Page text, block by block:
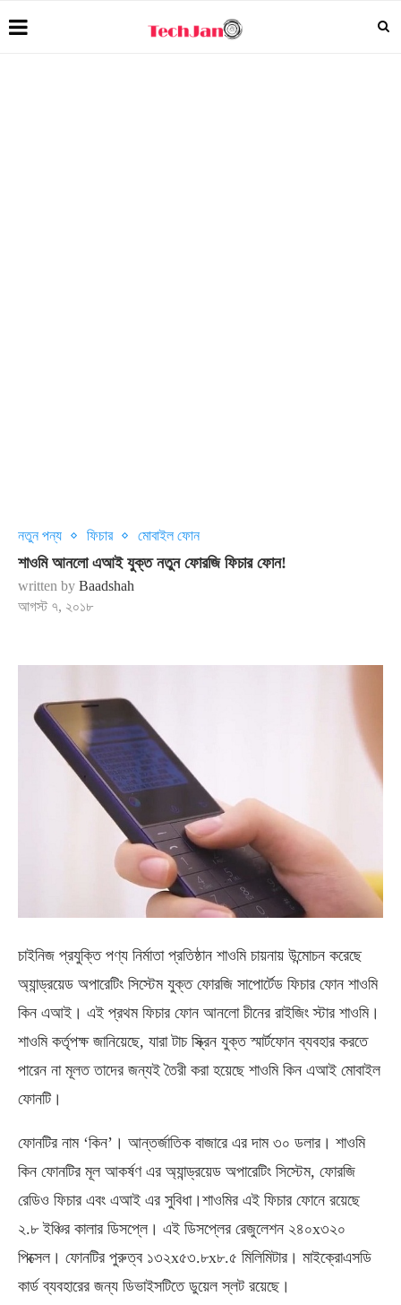
নতুন পন্য ফিচার মোবাইল ফোন
শাওমি আনলো এআই যুক্ত নতুন ফোরজি ফিচার ফোন!
written by Baadshah
আগস্ট ৭, ২০১৮
চাইনিজ প্রযুক্তি পণ্য নির্মাতা প্রতিষ্ঠান শাওমি চায়নায় উন্মোচন করেছে
অ্যান্ড্রয়েড অপারেটিং সিস্টেম যুক্ত ফোরজি সাপোর্টেড ফিচার ফোন শাওমি
কিন এআই। এই প্রথম ফিচার ফোন আনলো চীনের রাইজিং স্টার শাওমি।
শাওমি কর্তৃপক্ষ জানিয়েছে, যারা টাচ স্ক্রিন যুক্ত স্মার্টফোন ব্যবহার করতে
পারেন না মূলত তাদের জন্যই তৈরী করা হয়েছে শাওমি কিন এআই মোবাইল
ফোনটি।
ফোনটির নাম ‘কিন’। আন্তর্জাতিক বাজারে এর দাম ৩০ ডলার। শাওমি
কিন ফোনটির মূল আকর্ষণ এর অ্যান্ড্রয়েড অপারেটিং সিস্টেম, ফোরজি
রেডিও ফিচার এবং এআই এর সুবিধা।শাওমির এই ফিচার ফোনে রয়েছে
২.৮ ইঞ্চির কালার ডিসপ্লে। এই ডিসপ্লের রেজুলেশন ২৪০x৩২০
পিক্সেল। ফোনটির পুরুত্ব ১৩২x৫৩.৮x৮.৫ মিলিমিটার। মাইক্রোএসডি
কার্ড ব্যবহারের জন্য ডিভাইসটিতে ডুয়েল স্লট রয়েছে।